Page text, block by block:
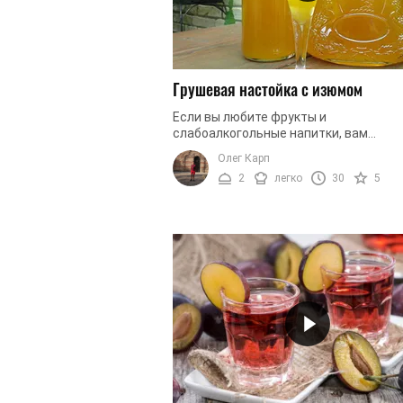
Грушевая настойка с изюмом
Если вы любите фрукты и
слабоалкогольные напитки, вам
обязательно понравится и эта
Речь идет о грушевой настойке с
Изюм придаст ...
Олег Карп
2
легко 30 5